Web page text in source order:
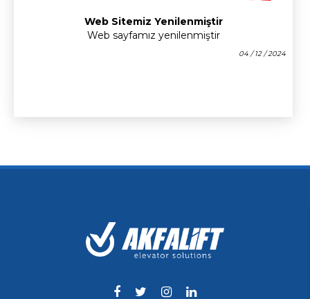
Web Sitemiz Yenilenmiştir
Web sayfamız yenilenmiştir
04 / 12 / 2024